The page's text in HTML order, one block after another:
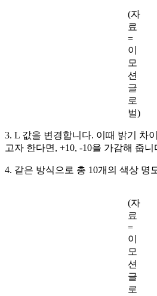
(자
료
=
이
모
션
글
로
벌)
3. L 값을 변경합니다. 이때 밝기 차
고자 한다면, +10, -10을 가감해 줍니
4. 같은 방식으로 총 10개의 색상 명
(자
료
=
이
모
션
글
로